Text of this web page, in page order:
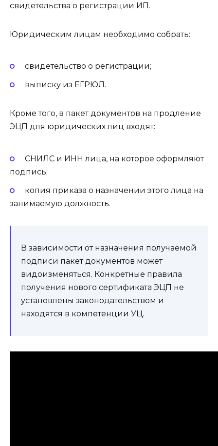
свидетельства о регистрации ИП.
Юридическим лицам необходимо собрать:
свидетельство о регистрации;
выписку из ЕГРЮЛ.
Кроме того, в пакет документов на продление
ЭЦП для юридических лиц входят:
СНИЛС и ИНН лица, на которое оформляют
подпись;
копия приказа о назначении этого лица на
занимаемую должность.
В зависимости от назначения получаемой
подписи пакет документов может
видоизменяться. Конкретные правила
получения нового сертификата ЭЦП не
установлены законодательством и
находятся в компетенции УЦ.